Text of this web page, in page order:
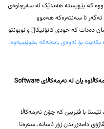
کە پێویستە هەندێک لە سەرچاوەی
ئەگەر نا سەنتەرەکە هەموو
دەدات کە خودی کانۆنیکاڵ و ئوبونتو
بکەیت بۆ ئەوەی بابەتەکە بخوێنییەوە.
١.٢ ڕەشکردنەوەی نەرمەکاڵا لە سەنتەرەی نەرمەکاڵاوە یان لە نەرمەکاڵای Software
ئێستا با فێربین کە چۆن نەرمەکاڵا
دامەزراندن زۆر ئاسانە. سەرەتا